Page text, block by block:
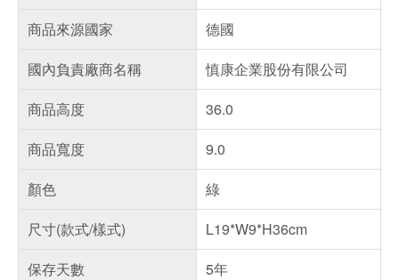
商品來源國家
德國
國內負責廠商名稱
慎康企業股份有限公司
商品高度
36.0
商品寬度
9.0
顏色
綠
尺寸(款式/樣式)
L19*W9*H36cm
保存天數
5年